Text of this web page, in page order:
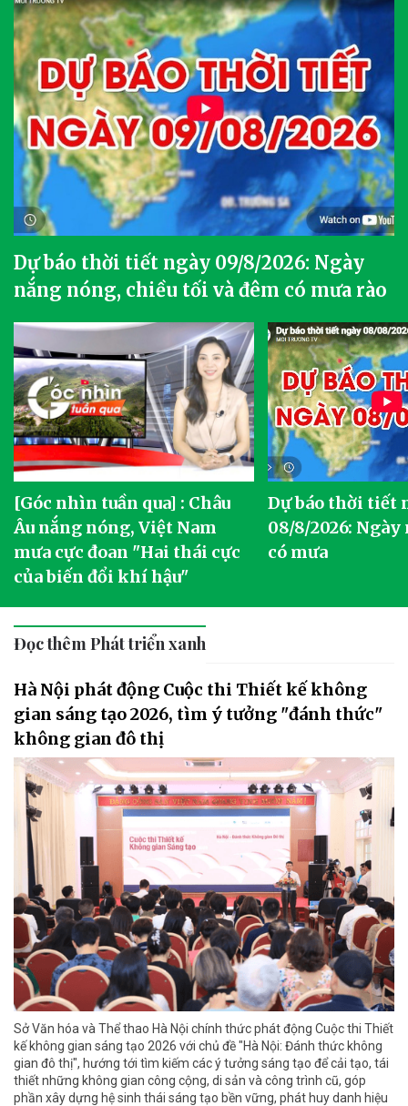
Dự báo thời tiết ngày 09/8/2026: Ngày
nắng nóng, chiều tối và đêm có mưa rào
[Góc nhìn tuần qua] : Châu
Âu nắng nóng, Việt Nam
mưa cực đoan "Hai thái cực
của biến đổi khí hậu"
Dự báo thời tiết
08/8/2026: Ngày
có mưa
Đọc thêm Phát triển xanh
Hà Nội phát động Cuộc thi Thiết kế không
gian sáng tạo 2026, tìm ý tưởng "đánh thức"
không gian đô thị
Sở Văn hóa và Thể thao Hà Nội chính thức phát động Cuộc thi Thiết
kế không gian sáng tạo 2026 với chủ đề "Hà Nội: Đánh thức không
gian đô thị", hướng tới tìm kiếm các ý tưởng sáng tạo để cải tạo, tái
thiết những không gian công cộng, di sản và công trình cũ, góp
phần xây dựng hệ sinh thái sáng tạo bền vững, phát huy danh hiệu